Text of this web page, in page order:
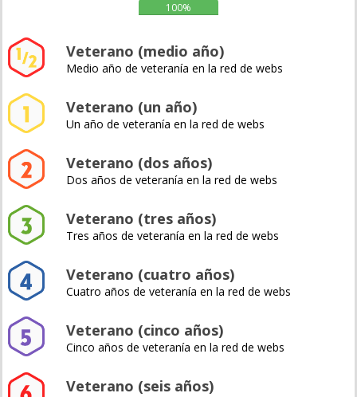
100%
Veterano (medio año)
Medio año de veteranía en la red de webs
Veterano (un año)
Un año de veteranía en la red de webs
Veterano (dos años)
Dos años de veteranía en la red de webs
Veterano (tres años)
Tres años de veteranía en la red de webs
Veterano (cuatro años)
Cuatro años de veteranía en la red de webs
Veterano (cinco años)
Cinco años de veteranía en la red de webs
Veterano (seis años)